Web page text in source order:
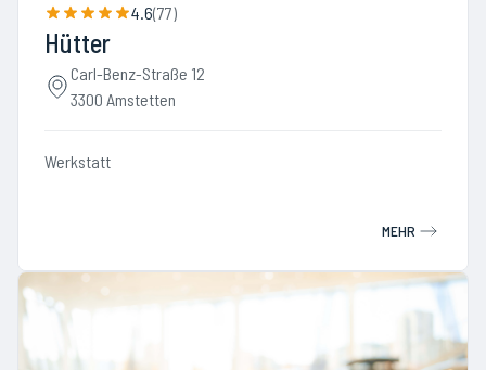
4.6(77)
Hütter
Carl-Benz-Straße 12
3300 Amstetten
Werkstatt
MEHR